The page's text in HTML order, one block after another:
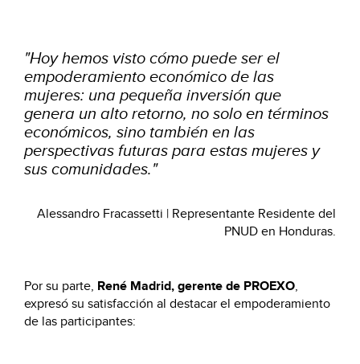
"Hoy hemos visto cómo puede ser el
empoderamiento económico de las
mujeres: una pequeña inversión que
genera un alto retorno, no solo en términos
económicos, sino también en las
perspectivas futuras para estas mujeres y
sus comunidades."
Alessandro Fracassetti | Representante Residente del
PNUD en Honduras.
Por su parte, René Madrid, gerente de PROEXO,
expresó su satisfacción al destacar el empoderamiento
de las participantes: